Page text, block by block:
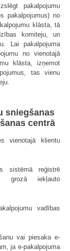
pakalpojumu
pakalpojumus) no
klāsta, tā
komiteju, un
Lai pakalpojuma
no vienotajā
klāsta, izņemot
tas vienu
sniegšanas
centrā
vienotajā klientu
sistēmā reģistrē
grozā iekļauto
vadības
vai piesaka e-
ja e-pakalpojuma